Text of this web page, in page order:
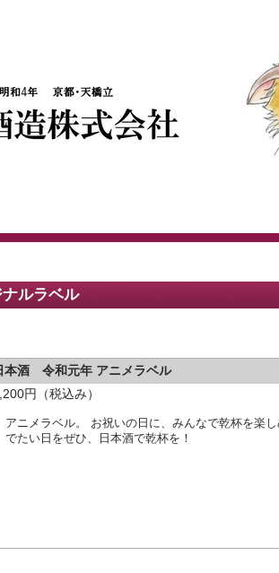
ナルラベル
本酒 令和元年 アニメラベル
円（税込み）
アニメラベル。 お祝いの日に、みんなで乾杯を楽
でたい日をぜひ、日本酒で乾杯を！